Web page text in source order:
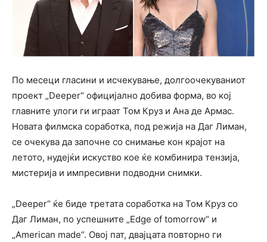
По месеци гласини и исчекување, долгоочекуваниот
проект „Deeper“ официјално добива форма, во кој
главните улоги ги играат Том Круз и Ана де Армас.
Новата филмска соработка, под режија на Даг Лиман,
се очекува да започне со снимање кон крајот на
летото, нудејќи искуство кое ќе комбинира тензија,
мистерија и импресивни подводни снимки.
„Deeper“ ќе биде третата соработка на Том Круз со
Даг Лиман, по успешните „Edge of tomorrow“ и
„American made“. Овој пат, двајцата повторно ги